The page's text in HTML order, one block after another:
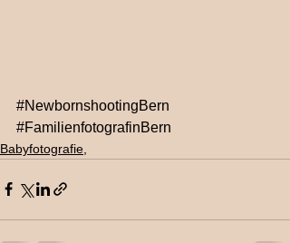
#NewbornshootingBern
#FamilienfotografinBern
Babyfotografie,